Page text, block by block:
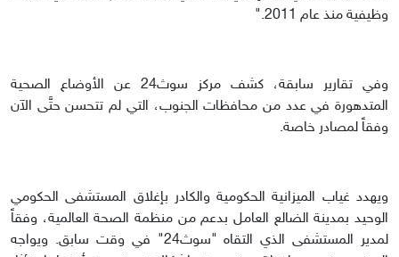
وظيفية منذ عام 2011."
وفي تقارير سابقة، كشف مركز سوث24 عن الأوضاع الصحية
المتدهورة في عدد من محافظات الجنوب، التي لم تتحسن حتَّى الآن
وفقاً لمصادر خاصة.
ويهدد غياب الميزانية الحكومية والكادر بإغلاق المستشفى الحكومي
الوحيد بمدينة الضالع العامل بدعم من منظمة الصحة العالمية، وفقاً
لمدير المستشفى الذي التقاه "سوث24" في وقت سابق. ويواجه